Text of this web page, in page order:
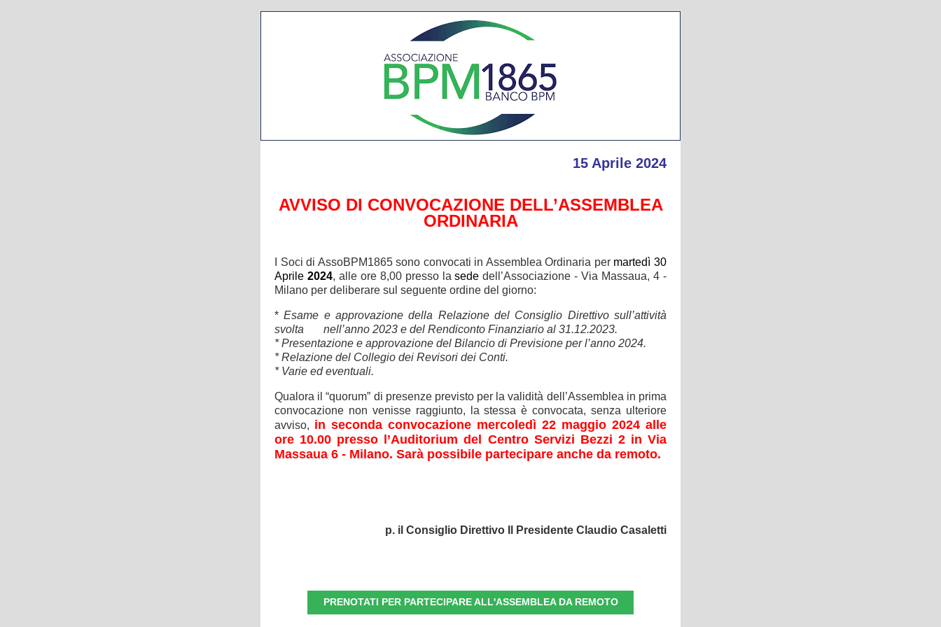
15 Aprile 2024
AVVISO DI CONVOCAZIONE DELL’ASSEMBLEA
ORDINARIA
I Soci di AssoBPM1865 sono convocati in Assemblea Ordinaria per martedì 30
Aprile 2024, alle ore 8,00 presso lasede dell’Associazione - Via Massaua, 4 -
Milano per deliberare sul seguente ordine del giorno:
*Esame e approvazione della Relazione del Consiglio Direttivo sull’attività
svolta nell’anno 2023 e del Rendiconto Finanziario al 31.12.2023.
* Presentazione e approvazione del Bilancio di Previsione per l’anno 2024.
* Relazione del Collegio dei Revisori dei Conti.
* Varie ed eventuali.
Qualora il “quorum” di presenze previsto per la validità dell’Assemblea in prima
convocazione non venisse raggiunto, la stessa è convocata, senza ulteriore
avviso, in seconda convocazione mercoledì 22 maggio 2024 alle
ore 10.00 presso l’Auditorium del Centro Servizi Bezzi 2 in Via
Massaua 6 - Milano. Sarà possibile partecipare anche da remoto.
p. il Consiglio Direttivo Il Presidente Claudio Casaletti
PRENOTATI PER PARTECIPARE ALL'ASSEMBLEA DA REMOTO